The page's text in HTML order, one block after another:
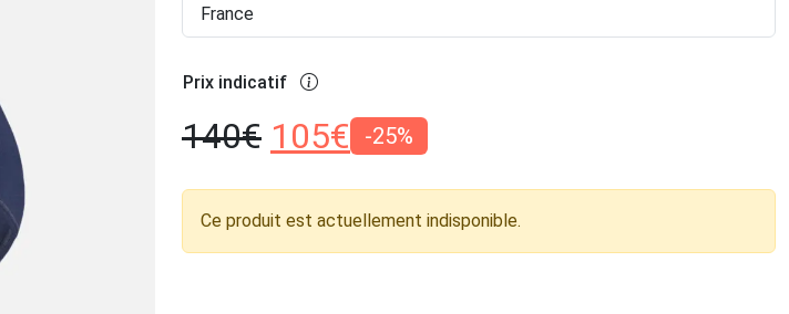
France
Prix indicatif
140€ 105€ -25%
Ce produit est actuellement indisponible.